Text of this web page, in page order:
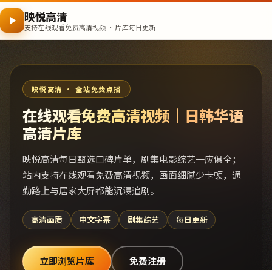
映悦高清
支持在线观看免费高清视频 · 片库每日更新
映悦高清 · 全站免费点播
在线观看免费高清视频｜日韩华语
高清片库
映悦高清每日甄选口碑片单，剧集电影综艺一应俱全；
站内支持在线观看免费高清视频，画面细腻少卡顿，通
勤路上与居家大屏都能沉浸追剧。
高清画质 中文字幕 剧集综艺 每日更新
立即浏览片库 免费注册